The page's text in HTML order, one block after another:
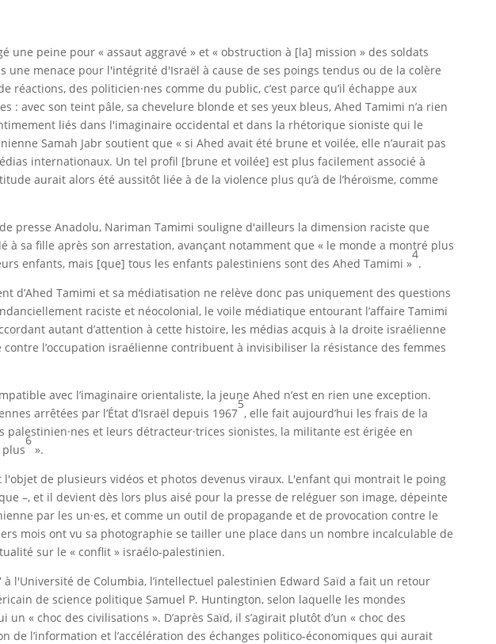
une peine pour « assaut aggravé » et « obstruction à [la] mission » des soldats
une menace pour l'intégrité d'Israël à cause de ses poings tendus ou de la colère
réactions, des politicien·nes comme du public, c’est parce qu’il échappe aux
: avec son teint pâle, sa chevelure blonde et ses yeux bleus, Ahed Tamimi n’a rien
liés dans l'imaginaire occidental et dans la rhétorique sioniste qui le
Samah Jabr soutient que « si Ahed avait été brune et voilée, elle n’aurait pas
internationaux. Un tel profil [brune et voilée] est plus facilement associé à
aurait alors été aussitôt liée à de la violence plus qu’à de l’héroïsme, comme
presse Anadolu, Nariman Tamimi souligne d'ailleurs la dimension raciste que
à sa fille après son arrestation, avançant notamment que « le monde a montré plus
enfants, mais [que] tous les enfants palestiniens sont des Ahed Tamimi »
4
.
d’Ahed Tamimi et sa médiatisation ne relève donc pas uniquement des questions
raciste et néocolonial, le voile médiatique entourant l’affaire Tamimi
autant d’attention à cette histoire, les médias acquis à la droite israélienne
l’occupation israélienne contribuent à invisibiliser la résistance des femmes
avec l’imaginaire orientaliste, la jeune Ahed n’est en rien une exception.
arrêtées par l’État d’Israël depuis 1967
5
, elle fait aujourd’hui les frais de la
palestinien·nes et leurs détracteur·trices sionistes, la militante est érigée en
6
».
de plusieurs vidéos et photos devenus viraux. L'enfant qui montrait le poing
–, et il devient dès lors plus aisé pour la presse de reléguer son image, dépeinte
par les un·es, et comme un outil de propagande et de provocation contre le
mois ont vu sa photographie se tailler une place dans un nombre incalculable de
sur le « conflit » israélo-palestinien.
à l'Université de Columbia, l’intellectuel palestinien Edward Saïd a fait un retour
de science politique Samuel P. Huntington, selon laquelle les mondes
« choc des civilisations ». D’après Saïd, il s’agirait plutôt d’un « choc des
de l’information et l’accélération des échanges politico-économiques qui aurait